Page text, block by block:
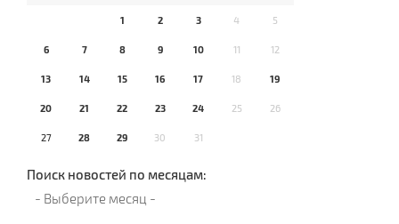
1 2 3 4 5
6 7 8 9 10 11 12
13 14 15 16 17 18 19
20 21 22 23 24 25 26
27 28 29 30 31
Поиск новостей по месяцам: